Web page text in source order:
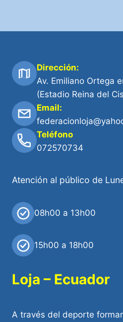
Dirección:
Av. Emiliano Ortega
(Estadio Reina del
Email:
Teléfono
072570734
Atención al público de
08h00 a 13h00
15h00 a 18h00
Loja – Ecuador
A través del deporte